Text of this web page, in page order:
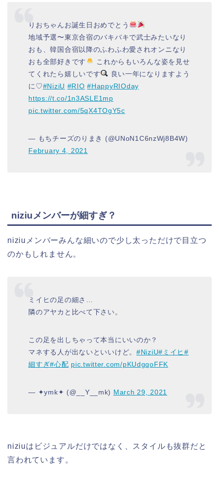
りおちゃんお誕生日おめでとう
地域予選〜東京合宿のバキバキで武士みたいなり
おも、韓国合宿以降のふわふわ愛されオンニなり
おも全部好きです
これからもいろんな姿を見せ
てくれたら嬉しいです
良い一年になりますよう
に♡#NiziU #RIO #HappyRIOday
https://t.co/1n3ASLE1mp
pic.twitter.com/5qX4TOgY5c
— もちチーズのりまき (@UNoN1C6nzWj8B4W)
February 4, 2021
niziuメンバーが細すぎ？
niziuメンバーみんな細いので少し太っただけで目立つ
のかもしれません。
ミイヒの足の細さ…
隣のアヤカと比べて下さい。
この足を出しちゃって本当にいいのか？
マネする人が出ないといいけど。 #NiziU#ミイヒ#
細すぎ#心配 pic.twitter.com/pKUdgqoFFK
— ✦ymk✦ (@__Y__mk) March 29, 2021
niziuはビジュアルだけではなく、スタイルも抜群だと
言われています。